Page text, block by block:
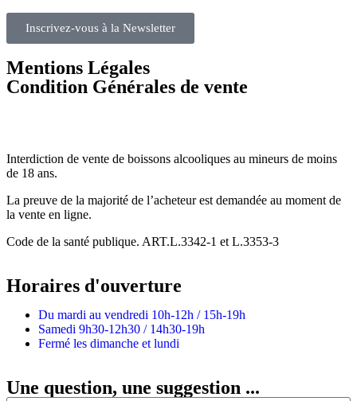
Inscrivez-vous à la Newsletter
Mentions Légales
Condition Générales de vente
Interdiction de vente de boissons alcooliques au mineurs de moins
de 18 ans.
La preuve de la majorité de l’acheteur est demandée au moment de
la vente en ligne.
Code de la santé publique. ART.L.3342-1 et L.3353-3
Horaires d'ouverture
Du mardi au vendredi 10h-12h / 15h-19h
Samedi 9h30-12h30 / 14h30-19h
Fermé les dimanche et lundi
Une question, une suggestion ...